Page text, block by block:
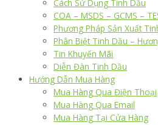
Cách Sử Dụng Tinh Dầu
COA – MSDS – GCMS –
Phương Pháp Sản Xuất
Phân Biệt Tinh Dầu –
Tin Khuyến Mãi
Diễn Đàn Tinh Dầu
Hướng Dẫn Mua Hàng
Mua Hàng Qua Điện Thoại
Mua Hàng Qua Email
Mua Hàng Tại Cửa Hàng